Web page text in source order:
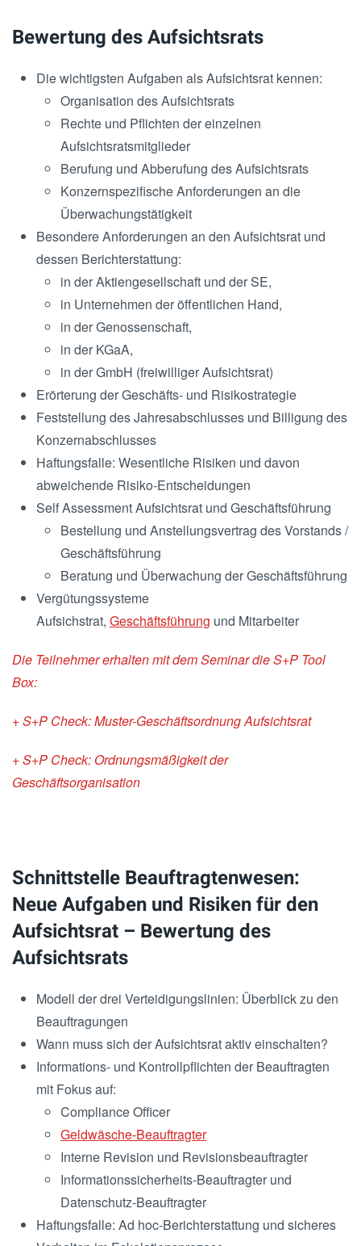
Bewertung des Aufsichtsrats
Die wichtigsten Aufgaben als Aufsichtsrat kennen:
Organisation des Aufsichtsrats
Rechte und Pflichten der einzelnen
Aufsichtsratsmitglieder
Berufung und Abberufung des Aufsichtsrats
Konzernspezifische Anforderungen an die
Überwachungstätigkeit
Besondere Anforderungen an den Aufsichtsrat und
dessen Berichterstattung:
in der Aktiengesellschaft und der SE,
in Unternehmen der öffentlichen Hand,
in der Genossenschaft,
in der KGaA,
in der GmbH (freiwilliger Aufsichtsrat)
Erörterung der Geschäfts- und Risikostrategie
Feststellung des Jahresabschlusses und Billigung des
Konzernabschlusses
Haftungsfalle: Wesentliche Risiken und davon
abweichende Risiko-Entscheidungen
Self Assessment Aufsichtsrat und Geschäftsführung
Bestellung und Anstellungsvertrag des Vorstands /
Geschäftsführung
Beratung und Überwachung der Geschäftsführung
Vergütungssysteme
Aufsichstrat, Geschäftsführung und Mitarbeiter
Die Teilnehmer erhalten mit dem Seminar die S+P Tool
Box:
+ S+P Check: Muster-Geschäftsordnung Aufsichtsrat
+ S+P Check: Ordnungsmäßigkeit der
Geschäftsorganisation
Schnittstelle Beauftragtenwesen:
Neue Aufgaben und Risiken für den
Aufsichtsrat – Bewertung des
Aufsichtsrats
Modell der drei Verteidigungslinien: Überblick zu den
Beauftragungen
Wann muss sich der Aufsichtsrat aktiv einschalten?
Informations- und Kontrollpflichten der Beauftragten
mit Fokus auf:
Compliance Officer
Geldwäsche-Beauftragter
Interne Revision und Revisionsbeauftragter
Informationssicherheits-Beauftragter und
Datenschutz-Beauftragter
Haftungsfalle: Ad hoc-Berichterstattung und sicheres